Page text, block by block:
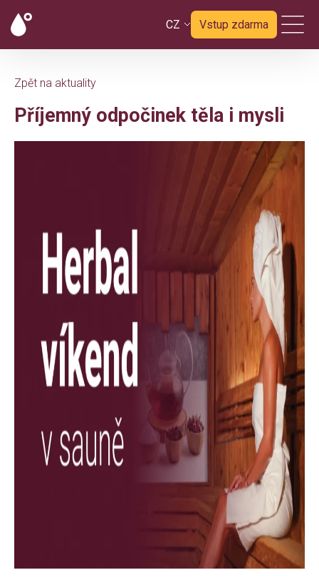
CZ Vstup zdarma
Zpět na aktuality
Příjemný odpočinek těla i mysli